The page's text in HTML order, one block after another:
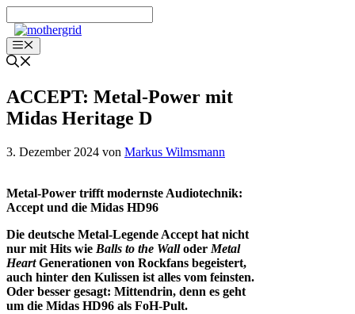
Inhalt
springenMenü
ACCEPT: Metal-Power mit
Midas Heritage D
3. Dezember 2024 von Markus Wilmsmann
Metal-Power trifft modernste Audiotechnik:
Accept und die Midas HD96
Die deutsche Metal-Legende Accept hat nicht
nur mit Hits wie Balls to the Walloder Metal
HeartGenerationen von Rockfans begeistert,
auch hinter den Kulissen ist alles vom feinsten.
Oder besser gesagt: Mittendrin, denn es geht
um die Midas HD96 als FoH-Pult.